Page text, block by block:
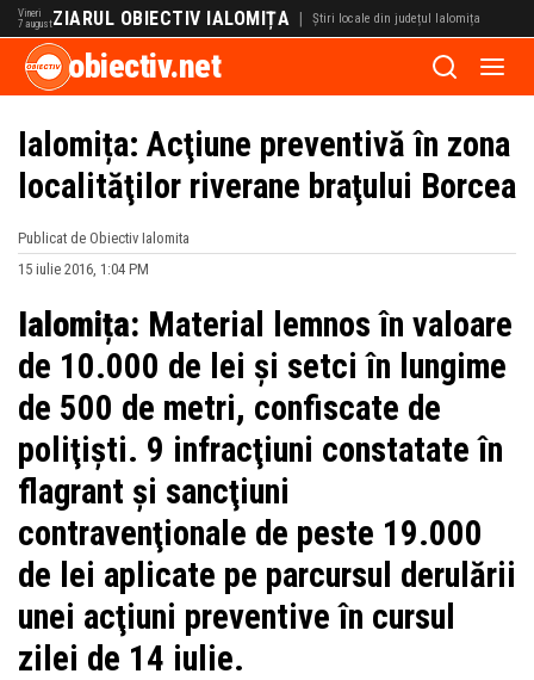
Vineri
7 augustZIARUL OBIECTIV IALOMIȚA | Știri locale din județul Ialomița
obiectiv.net
Ialomița: Acţiune preventivă în zona
localităţilor riverane braţului Borcea
Publicat de Obiectiv Ialomita
15 iulie 2016, 1:04 PM
Ialomița: Material lemnos în valoare
de 10.000 de lei şi setci în lungime
de 500 de metri, confiscate de
poliţişti. 9 infracţiuni constatate în
flagrant şi sancţiuni
contravenţionale de peste 19.000
de lei aplicate pe parcursul derulării
unei acţiuni preventive în cursul
zilei de 14 iulie.